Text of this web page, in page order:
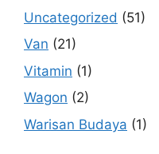
Uncategorized (51)
Van (21)
Vitamin (1)
Wagon (2)
Warisan Budaya (1)